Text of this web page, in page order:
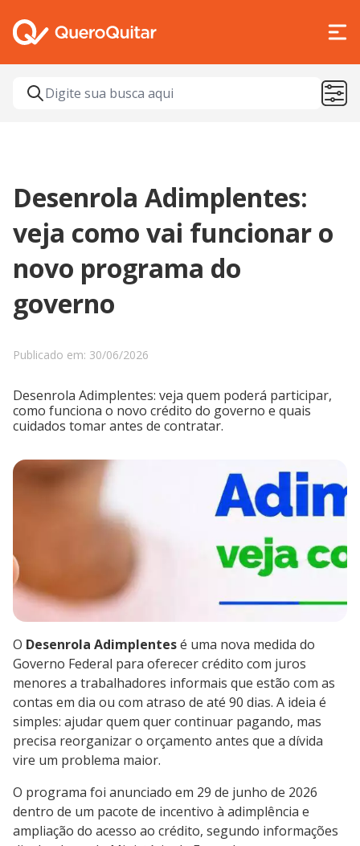
Desenrola Adimplentes:
veja como vai funcionar o
novo programa do
governo
Publicado em: 30/06/2026
Desenrola Adimplentes: veja quem poderá participar,
como funciona o novo crédito do governo e quais
cuidados tomar antes de contratar.
O Desenrola Adimplentesé uma nova medida do
Governo Federal para oferecer crédito com juros
menores a trabalhadores informais que estão com as
contas em dia ou com atraso de até 90 dias. A ideia é
simples: ajudar quem quer continuar pagando, mas
precisa reorganizar o orçamento antes que a dívida
vire um problema maior.
O programa foi anunciado em 29 de junho de 2026
dentro de um pacote de incentivo à adimplência e
ampliação do acesso ao crédito, segundo informações